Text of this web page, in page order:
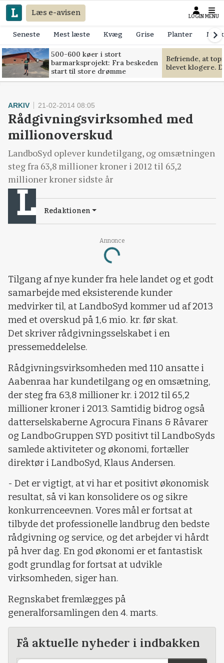
Læs e-avisen LOGIN MENU
Seneste Mest læste Kvæg Grise Planter
500-600 køer i stort
barmarksprojekt: Fra beskeden
start til store drømme
Befriende, at
blevet klogere.
Annonce
Loading...
ARKIV 21-02-2014 08:05
Rådgivningsvirksomhed med
millionoverskud
LandboSyd oplever kundetilgang, og omsætningen
steg fra 63,8 millioner kroner i 2012 til 65,2
millioner kroner sidste år
Redaktionen
Tilgang af nye kunder fra hele landet og et godt
samarbejde med eksisterende kunder
medvirker til, at LandboSyd kommer ud af 2013
med et overskud på 1,6 mio. kr. før skat.
Det skriver rådgivningsselskabet i en
pressemeddelelse.
Rådgivningsvirksomheden med 110 ansatte i
Aabenraa har kundetilgang og en omsætning,
der steg fra 63,8 millioner kr. i 2012 til 65,2
millioner kroner i 2013. Samtidig bidrog også
datterselskaberne Agrocura Finans & Råvarer
og LandboGruppen SYD positivt til LandboSyds
samlede aktiviteter og økonomi, fortæller
direktør i LandboSyd, Klaus Andersen.
- Det er vigtigt, at vi har et positivt økonomisk
resultat, så vi kan konsolidere os og sikre
konkurrenceevnen. Vores mål er fortsat at
tilbyde det professionelle landbrug den bedste
rådgivning og service, og det arbejder vi hårdt
på hver dag. En god økonomi er et fantastisk
godt grundlag for fortsat at udvikle
virksomheden, siger han.
Regnskabet fremlægges på
generalforsamlingen den 4. marts.
Få aktuelle nyheder i indbakken